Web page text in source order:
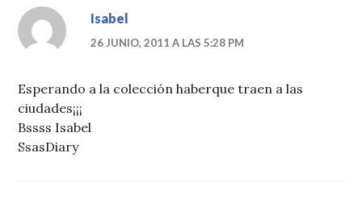
Isabel
26 JUNIO, 2011 A LAS 5:28 PM
Esperando a la colección haberque traen a las
ciudades¡¡¡
Bssss Isabel
SsasDiary